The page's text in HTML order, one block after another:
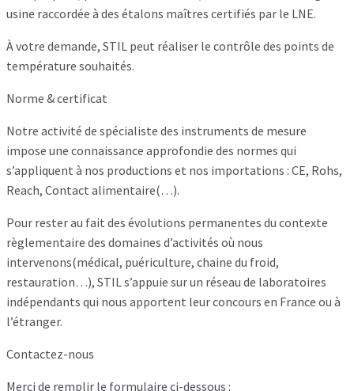
usine raccordée à des étalons maîtres certifiés par le LNE.
À votre demande, STIL peut réaliser le contrôle des points de
température souhaités.
Norme & certificat
Notre activité de spécialiste des instruments de mesure
impose une connaissance approfondie des normes qui
s’appliquent à nos productions et nos importations : CE, Rohs,
Reach, Contact alimentaire(…).
Pour rester au fait des évolutions permanentes du contexte
règlementaire des domaines d’activités où nous
intervenons(médical, puériculture, chaine du froid,
restauration…), STIL s’appuie sur un réseau de laboratoires
indépendants qui nous apportent leur concours en France ou à
l’étranger.
Contactez-nous
Merci de remplir le formulaire ci-dessous :